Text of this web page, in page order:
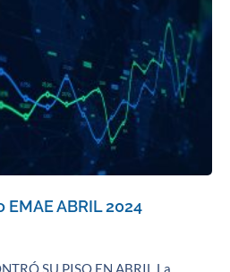
ABRIL 2024
SU PISO EN ABRIL La